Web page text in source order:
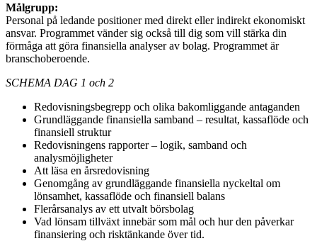
Målgrupp:
Personal på ledande positioner med direkt eller indirekt ekonomiskt
ansvar. Programmet vänder sig också till dig som vill stärka din
förmåga att göra finansiella analyser av bolag. Programmet är
branschoberoende.
SCHEMA DAG 1 och 2
Redovisningsbegrepp och olika bakomliggande antaganden
Grundläggande finansiella samband – resultat, kassaflöde och
finansiell struktur
Redovisningens rapporter – logik, samband och
analysmöjligheter
Att läsa en årsredovisning
Genomgång av grundläggande finansiella nyckeltal om
lönsamhet, kassaflöde och finansiell balans
Flerårsanalys av ett utvalt börsbolag
Vad lönsam tillväxt innebär som mål och hur den påverkar
finansiering och risktänkande över tid.